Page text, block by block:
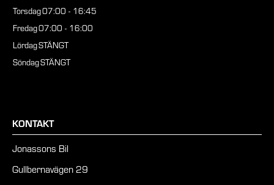
Torsdag07:00 - 16:45
Fredag07:00 - 16:00
LördagSTÄNGT
SöndagSTÄNGT
KONTAKT
Jonassons Bil
Gullbernavägen 29